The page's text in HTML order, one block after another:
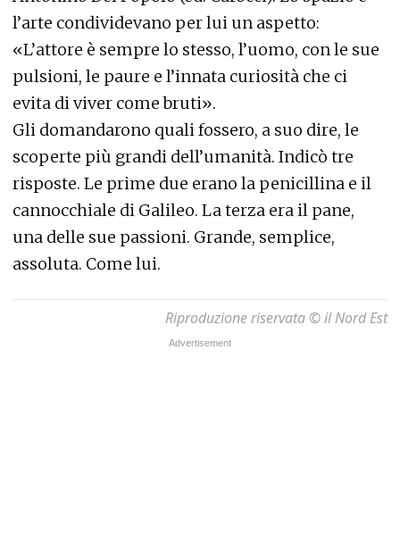
l’arte condividevano per lui un aspetto:
«L’attore è sempre lo stesso, l’uomo, con le sue
pulsioni, le paure e l’innata curiosità che ci
evita di viver come bruti».
Gli domandarono quali fossero, a suo dire, le
scoperte più grandi dell’umanità. Indicò tre
risposte. Le prime due erano la penicillina e il
cannocchiale di Galileo. La terza era il pane,
una delle sue passioni. Grande, semplice,
assoluta. Come lui.
Riproduzione riservata © il Nord Est